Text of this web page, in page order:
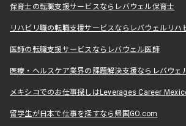
保育士の転職支援サービスならレバウェル保育士
リハビリ職の転職支援サービスならレバウェルリハ
医師の転職支援サービスならレバウェル医師
医療・ヘルスケア業界の課題解決支援ならレバウェ
メキシコでのお仕事探しはLeverages Career
留学生が日本で仕事を探すなら帰国GO.com